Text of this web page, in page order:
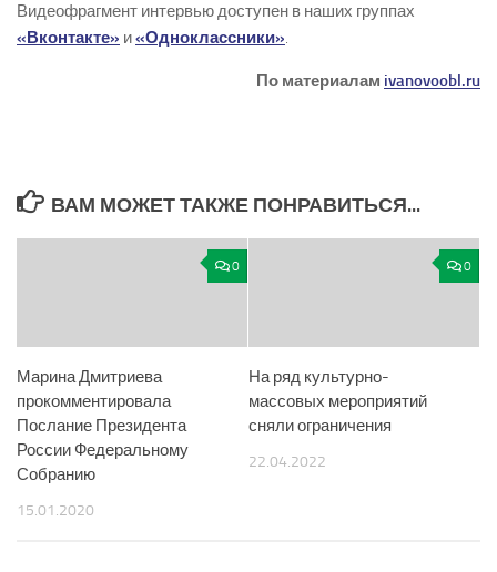
Видеофрагмент интервью доступен в наших группах
«Вконтакте» и«Одноклассники».
По материалам ivanovoobl.ru
ВАМ МОЖЕТ ТАКЖЕ ПОНРАВИТЬСЯ...
0
Марина Дмитриева
прокомментировала
Послание Президента
России Федеральному
Собранию
15.01.2020
0
На ряд культурно-
массовых мероприятий
сняли ограничения
22.04.2022